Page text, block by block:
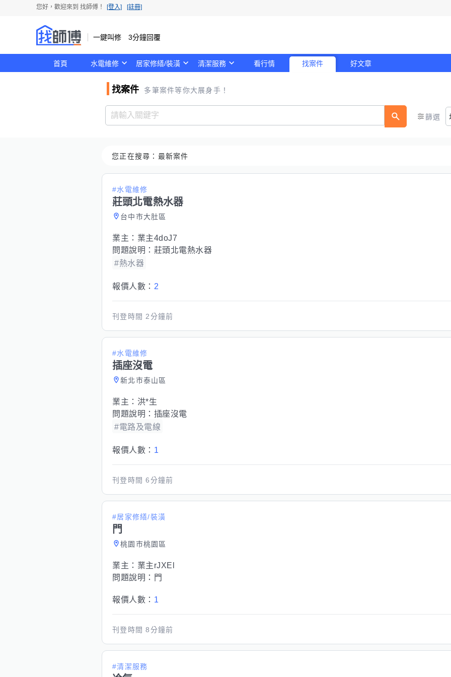
您好，歡迎來到 找師傅 ！ [登入] [註冊]
一鍵叫修 3分鐘回覆
首頁 水電維修 居家修繕/裝潢 清潔服務 看行情 找案件 好文章
找案件 多筆案件等你大展身手！
篩選
您正在搜尋： 最新案件
#水電維修
莊頭北電熱水器
台中市大肚區
業主： 業主4doJ7
問題說明： 莊頭北電熱水器
#熱水器
報價人數： 2
刊登時間 2分鐘前
#水電維修
插座沒電
新北市泰山區
業主： 洪*生
問題說明： 插座沒電
#電路及電線
報價人數： 1
刊登時間6分鐘前
#居家修繕/裝潢
門
桃園市桃園區
業主： 業主rJXEl
問題說明： 門
報價人數： 1
刊登時間8分鐘前
#清潔服務